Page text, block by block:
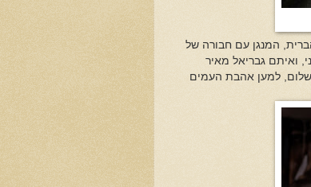
המנגן עם חבורה של
ואיתם גבריאל מאיר
לשלום, למען אהבת העמים